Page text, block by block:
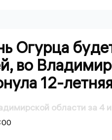
Огурца
во
12-
области за 4